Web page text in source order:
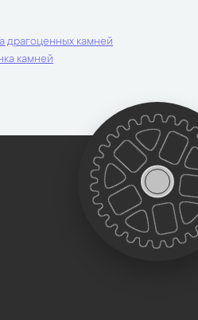
драгоценных камней
камней